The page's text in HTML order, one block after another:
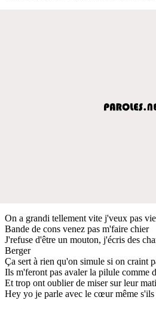
On a grandi tellement vite j'veux pas
Bande de cons venez pas m'faire chier
J'refuse d'être un mouton, j'écris des
Berger
Ça sert à rien qu'on simule si on craint
Ils m'feront pas avaler la pilule comme
Et trop ont oublier de miser sur leur
Hey yo je parle avec le cœur même